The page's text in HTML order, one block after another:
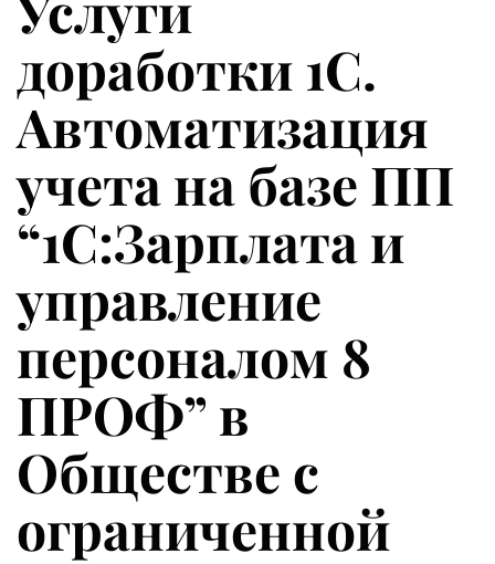
доработки 1С.
Автоматизация
учета на базе ПП
“1С:Зарплата и
управление
персоналом 8
ПРОФ” в
Обществе с
ограниченной